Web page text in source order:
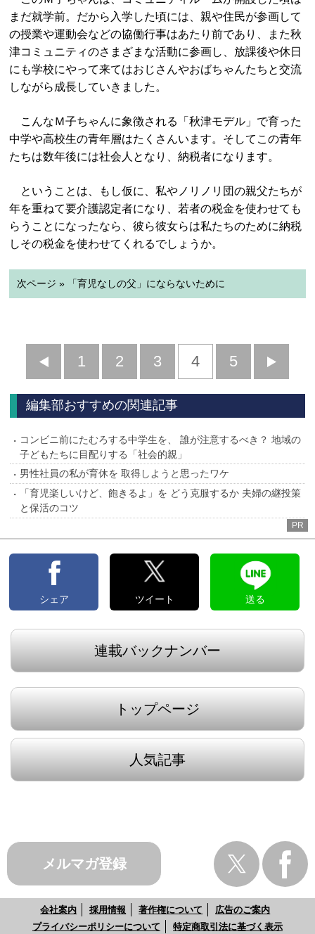
まだ就学前。だから入学した頃には、親や住民が参画して
の授業や運動会などの協働行事はあたり前であり、また秋
津コミュニティのさまざまな活動に参画し、放課後や休日
にも学校にやって来てはおじさんやおばちゃんたちと交流
しながら成長していきました。
こんなＭ子ちゃんに象徴される「秋津モデル」で育った
中学や高校生の青年層はたくさんいます。そしてこの青年
たちは数年後には社会人となり、納税者になります。
ということは、もし仮に、私やノリノリ団の親父たちが
年を重ねて要介護認定者になり、若者の税金を使わせても
らうことになったなら、彼ら彼女らは私たちのために納税
しその税金を使わせてくれるでしょうか。
次ページ » 「育児なしの父」にならないために
前
へ
1 2 3 4 5
へ
編集部おすすめの関連記事
コンビニ前にたむろする中学生を、 誰が注意するべき？ 地域の
子どもたちに目配りする「社会的親」
男性社員の私が育休を 取得しようと思ったワケ
「育児楽しいけど、飽きるよ」を どう克服するか 夫婦の継投策
と保活のコツ
PR
シェア ツイート 送る
連載バックナンバー
トップページ
人気記事
メルマガ登録
会社案内 採用情報 著作権について
広告のご案内
プライバシーポリシーについて
特定商取引法に基づく表示